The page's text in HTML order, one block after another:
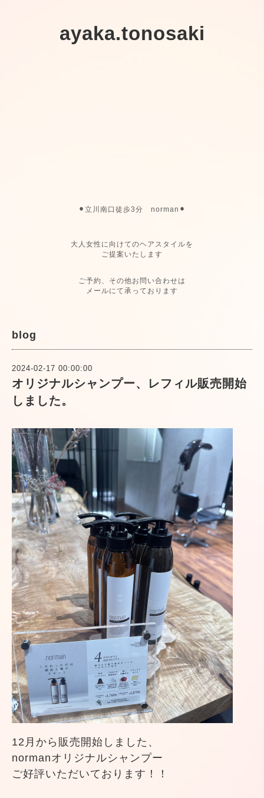
ayaka.tonosaki
⚫︎立川南口徒歩3分 norman⚫︎
大人女性に向けてのヘアスタイルを
ご提案いたします
ご予約、その他お問い合わせは
メールにて承っております
blog
2024-02-17 00:00:00
オリジナルシャンプー、レフィル販売開始
しました。
12月から販売開始しました、
normanオリジナルシャンプー
ご好評いただいております！！